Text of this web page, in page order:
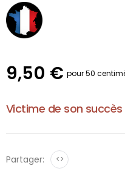
9,50 € pour 50
Victime de son succès
Partager: <>